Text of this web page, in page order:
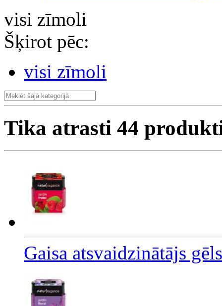
visi zīmoli
Šķirot pēc:
visi zīmoli
Tika atrasti 44
Gaisa atsvaidzinātājs